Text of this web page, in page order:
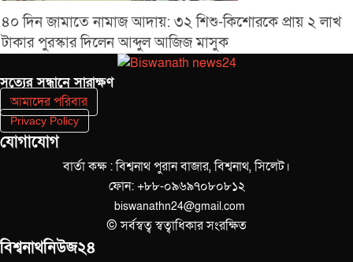
৪০ দিন জামাতে নামাজ আদায়: ৩২ শিশু-কিশোরকে প্রায় ২ লাখ
টাকার পুরস্কার দিলেন আব্দুল আজিজ মাসুক
সত‌্যের সন্ধানে সারাক্ষণ
আমাদের পরিবার
Privacy Policy
যোগাযোগ
বার্তা কক্ষ : বিশ্বনাথ পুরান বাজার, বিশ্বনাথ, সিলেট।
ফোন: +৮৮-০৯৬৯৭০৮০৮১২
biswanathn24@gmail.com
© সর্বস্বত্ব স্বত্বাধিকার সংরক্ষিত
বিশ্বনাথনিউজ২৪